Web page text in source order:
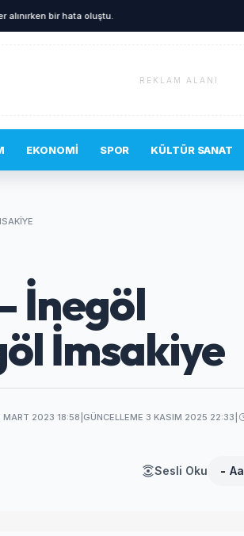
alınırken bir hata oluştu.
REKLAM ALANI
EKONOMI SPOR KÜLTÜR SANAT
İnegöl
İmsakiye
MART 2023 18:58 GÜNCELLEME 3 KASIM 2025 22:33
Sesli Oku - Aa